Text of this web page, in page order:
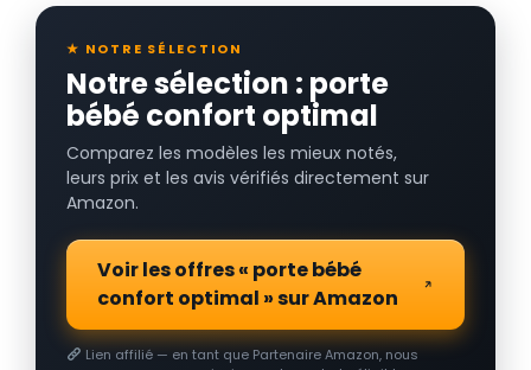
★ NOTRE SÉLECTION
Notre sélection : porte
bébé confort optimal
Comparez les modèles les mieux notés,
leurs prix et les avis vérifiés directement sur
Amazon.
Voir les offres « porte bébé
confort optimal » sur Amazon
Lien affilié — en tant que Partenaire Amazon, nous